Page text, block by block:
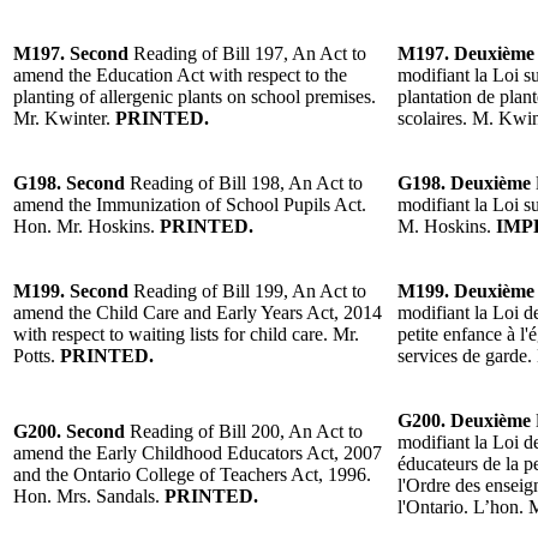
M197. Second Reading of Bill 197, An Act to
amend the Education Act with respect to the
planting of allergenic plants on school premises.
Mr. Kwinter. PRINTED.
M197. Deuxième
modifiant la Loi
plantation de
scolaires. M.
G198. Second Reading of Bill 198, An Act to
amend the Immunization of School Pupils Act.
Hon. Mr. Hoskins. PRINTED.
G198. Deuxième
modifiant la Loi
M. Hoskins.
M199. Second Reading of Bill 199, An Act to
amend the Child Care and Early Years Act, 2014
with respect to waiting lists for child care. Mr.
Potts. PRINTED.
M199. Deuxième
modifiant la Loi
petite enfance à
services de
G200. Second Reading of Bill 200, An Act to
amend the Early Childhood Educators Act, 2007
and the Ontario College of Teachers Act, 1996.
Hon. Mrs. Sandals. PRINTED.
G200. Deuxième
modifiant la Loi
éducateurs de la
l'Ordre des
l'Ontario. L’hon.